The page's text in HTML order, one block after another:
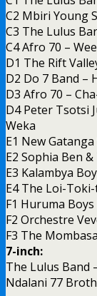
C2 Mbiri Young
C3 The Lulus
C4 Afro 70 –
D1 The Rift
D2 Do 7 Band –
D3 Afro 70 –
D4 Peter Tsotsi
Weka
E1 New
E2 Sophia Ben
E3 Kalambya
E4 The Loi-
F1 Huruma
F2 Orchestre
F3 The
7-inch:
The Lulus Band
Ndalani 77